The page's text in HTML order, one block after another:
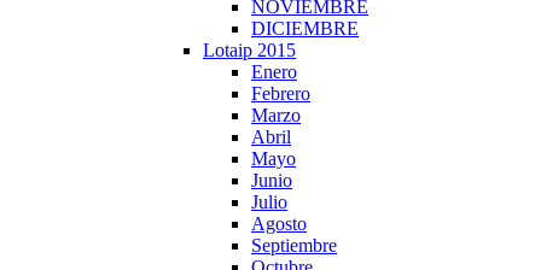
NOVIEMBRE
DICIEMBRE
Lotaip 2015
Enero
Febrero
Marzo
Abril
Mayo
Junio
Julio
Agosto
Septiembre